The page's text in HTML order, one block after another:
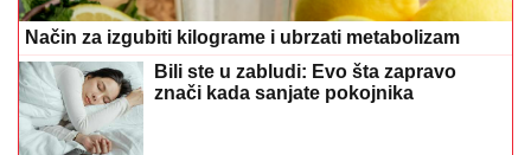
Način za izgubiti kilograme i ubrzati metabolizam
Bili ste u zabludi: Evo šta zapravo
znači kada sanjate pokojnika